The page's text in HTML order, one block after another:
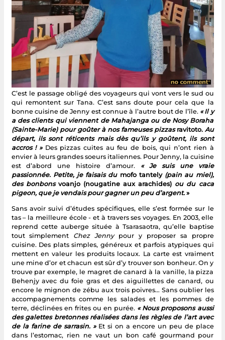
C’est le passage obligé des voyageurs qui vont vers le sud ou
qui remontent sur Tana. C’est sans doute pour cela que la
bonne cuisine de Jenny est connue à l’autre bout de l’île. « Il y
a des clients qui viennent de Mahajanga ou de Nosy Boraha
(Sainte-Marie) pour goûter à nos fameuses pizzas ravitoto.Au
départ, ils sont réticents mais dès qu’ils y goûtent, ils sont
accros ! »Des pizzas cuites au feu de bois, qui n’ont rien à
envier à leurs grandes soeurs italiennes. Pour Jenny, la cuisine
est d’abord une histoire d’amour. « Je suis une vraie
passionnée. Petite, je faisais du mofo tantely (pain au miel),
des bonbonsvoanjo (nougatine aux arachides) ou du caca
pigeon, que je vendais pour gagner un peu d’argent.»
Sans avoir suivi d’études spécifiques, elle s’est formée sur le
tas – la meilleure école - et à travers ses voyages. En 2003, elle
reprend cette auberge située à Tsarasaotra, qu’elle baptise
tout simplement Chez Jenny pour y proposer sa propre
cuisine. Des plats simples, généreux et parfois atypiques qui
mettent en valeur les produits locaux. La carte est vraiment
une mine d’or et chacun est sûr d’y trouver son bonheur. On y
trouve par exemple, le magret de canard à la vanille, la pizza
Behenjy avec du foie gras et des aiguillettes de canard, ou
encore le mignon de zébu aux trois poivres… Sans oublier les
accompagnements comme les salades et les pommes de
terre, déclinées en frites ou en purée. « Nous proposons aussi
des galettes bretonnes réalisées dans les règles de l’art avec
de la farine de sarrasin. »Et si on a encore un peu de place
dans l’estomac, rien ne vaut un bon café gourmand pour